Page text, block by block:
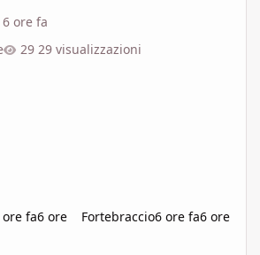
6 ore fa
29 visualizzazioni
ore fa6 ore Fortebraccio6 ore fa6 ore